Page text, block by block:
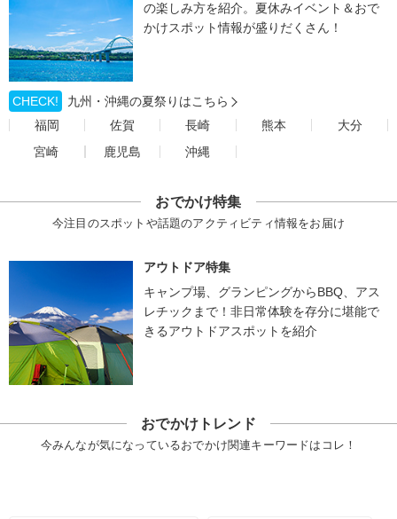
の楽しみ方を紹介。夏休みイベント＆おで
かけスポット情報が盛りだくさん！
CHECK!
九州・沖縄の夏祭りはこちら
福岡
佐賀 長崎 熊本
大分
宮崎
鹿児島 沖縄
おでかけ特集
今注目のスポットや話題のアクティビティ情報をお届け
アウトドア特集
キャンプ場、グランピングからBBQ、アス
レチックまで！非日常体験を存分に堪能で
きるアウトドアスポットを紹介
おでかけトレンド
今みんなが気になっているおでかけ関連キーワードはコレ！